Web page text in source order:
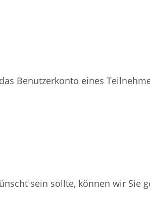
Benutzerkonto eines
sein sollte, können wir Sie